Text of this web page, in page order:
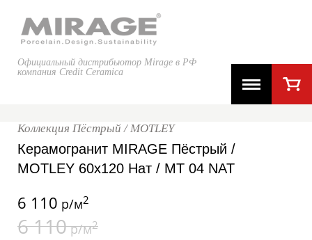
Официальный дистрибьютор Mirage в РФ
компания Credit Ceramica
Коллекция Пёстрый / MOTLEY
Керамогранит MIRAGE Пёстрый /
MOTLEY 60x120 Нат / MT 04 NAT
6 110 р/м2
6 110р/м2